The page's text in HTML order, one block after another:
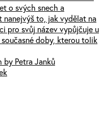
o svých snech a
nanejvýš to, jak vydělat na
pro svůj název vypůjčuje u
doby, kterou tolik
by Petra Janků